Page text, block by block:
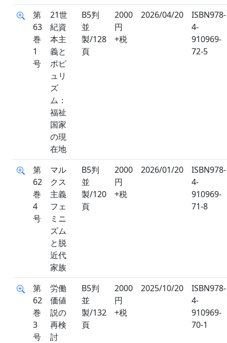
第
63
巻
1
号
21世
紀資
本主
義と
ポピ
ュリ
ズ
ム：
福祉
国家
の現
在地
B5判
並
製/128
頁
2000
円
+税
2026/04/20
ISBN978-
4-
910969-
72-5
第
62
巻
4
号
マル
クス
主義
フェ
ミニ
ズム
と脱
近代
家族
B5判
並
製/120
頁
2000
円
+税
2026/01/20
ISBN978-
4-
910969-
71-8
第
62
巻
3
号
労働
価値
説の
再検
討
B5判
並
製/132
頁
2000
円
+税
2025/10/20
ISBN978-
4-
910969-
70-1